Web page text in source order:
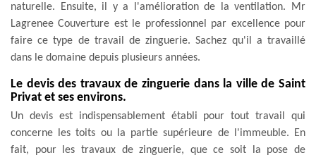
naturelle. Ensuite, il y a l'amélioration de la ventilation. Mr
Lagrenee Couverture est le professionnel par excellence pour
faire ce type de travail de zinguerie. Sachez qu'il a travaillé
dans le domaine depuis plusieurs années.
Le devis des travaux de zinguerie dans la ville de Saint
Privat et ses environs.
Un devis est indispensablement établi pour tout travail qui
concerne les toits ou la partie supérieure de l'immeuble. En
fait, pour les travaux de zinguerie, que ce soit la pose de